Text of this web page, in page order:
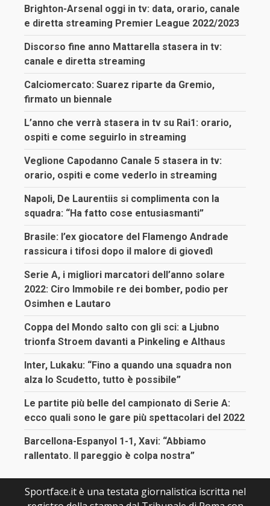
Brighton-Arsenal oggi in tv: data, orario, canale
e diretta streaming Premier League 2022/2023
Discorso fine anno Mattarella stasera in tv:
canale e diretta streaming
Calciomercato: Suarez riparte da Gremio,
firmato un biennale
L’anno che verrà stasera in tv su Rai1: orario,
ospiti e come seguirlo in streaming
Veglione Capodanno Canale 5 stasera in tv:
orario, ospiti e come vederlo in streaming
Napoli, De Laurentiis si complimenta con la
squadra: “Ha fatto cose entusiasmanti”
Brasile: l’ex giocatore del Flamengo Andrade
rassicura i tifosi dopo il malore di giovedì
Serie A, i migliori marcatori dell’anno solare
2022: Ciro Immobile re dei bomber, podio per
Osimhen e Lautaro
Coppa del Mondo salto con gli sci: a Ljubno
trionfa Stroem davanti a Pinkeling e Althaus
Inter, Lukaku: “Fino a quando una squadra non
alza lo Scudetto, tutto è possibile”
Le partite più belle del campionato di Serie A:
ecco quali sono le gare più spettacolari del 2022
Barcellona-Espanyol 1-1, Xavi: “Abbiamo
rallentato. Il pareggio è colpa nostra”
Sportface.it è una testata giornalistica iscritta nel